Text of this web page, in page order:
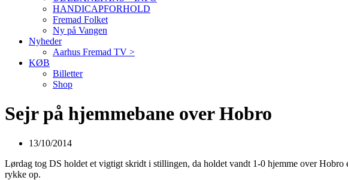
HANDICAPFORHOLD
Fremad Folket
Ny på Vangen
Nyheder
Aarhus Fremad TV >
KØB
Billetter
Shop
Sejr på hjemmebane over Hobro
13/10/2014
Lørdag tog DS holdet et vigtigt skridt i stillingen, da holdet vandt 1-0 hjemme over
rykke op.